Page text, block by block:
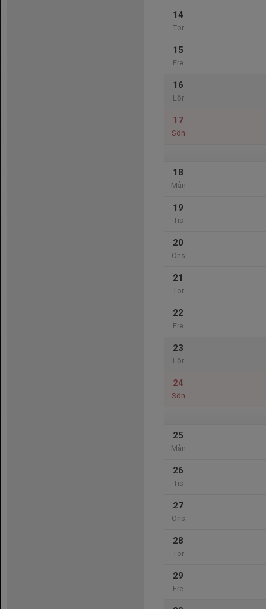
14
Tor
15
Fre
16
Lör
17
Sön
18
Mån
19
Tis
20
Ons
21
Tor
22
Fre
23
Lör
24
Sön
25
Mån
26
Tis
27
Ons
28
Tor
29
Fre